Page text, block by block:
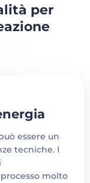
per
essere un
tecniche. I
molto